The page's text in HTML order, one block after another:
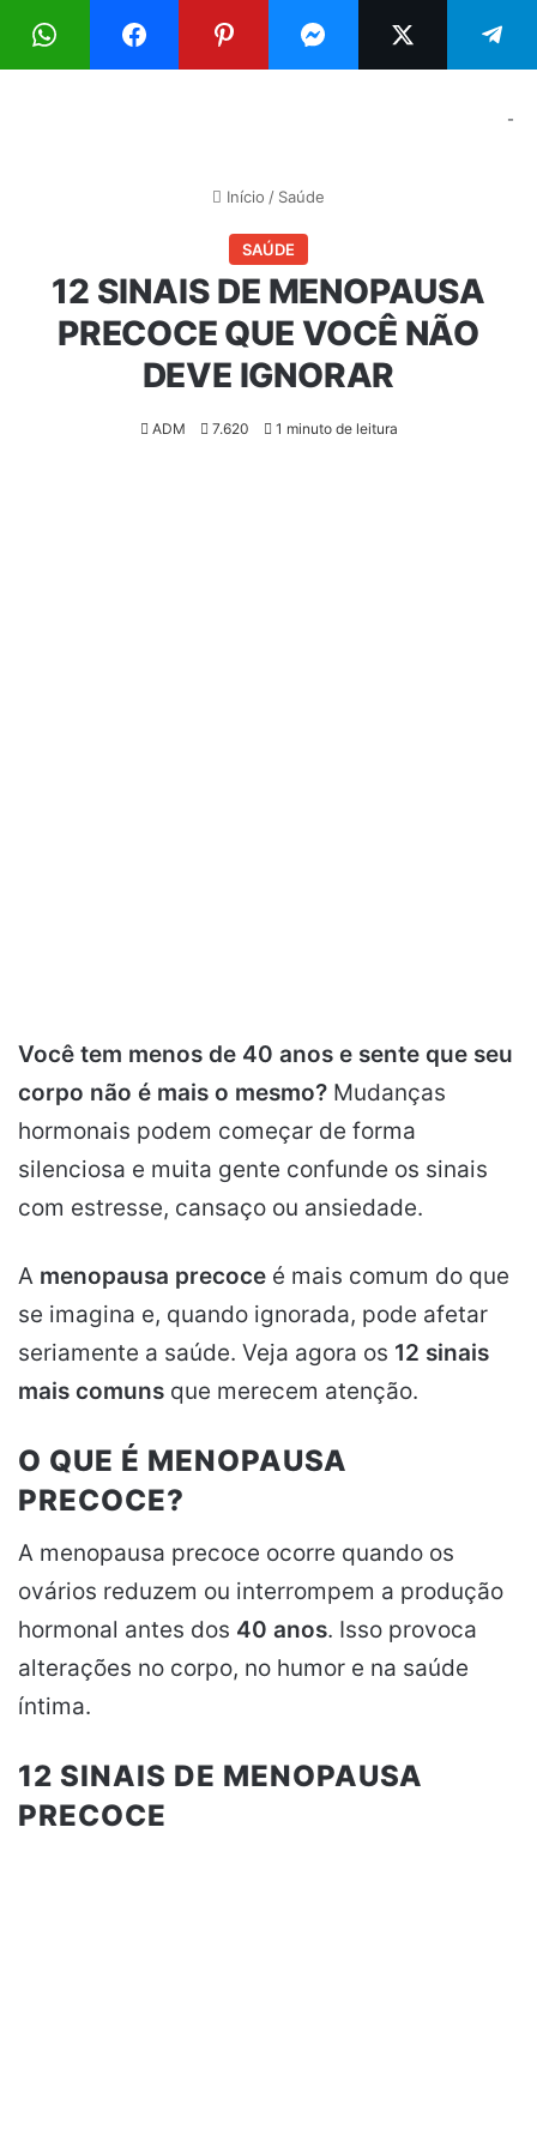
Menu
-
Início / Saúde
SAÚDE
12 SINAIS DE MENOPAUSA
PRECOCE QUE VOCÊ NÃO
DEVE IGNORAR
ADM 7.620 1 minuto de leitura
Você tem menos de 40 anos e sente que seu
corpo não é mais o mesmo? Mudanças
hormonais podem começar de forma
silenciosa e muita gente confunde os sinais
com estresse, cansaço ou ansiedade.
A menopausa precoce é mais comum do que
se imagina e, quando ignorada, pode afetar
seriamente a saúde. Veja agora os 12 sinais
mais comuns que merecem atenção.
O QUE É MENOPAUSA
PRECOCE?
A menopausa precoce ocorre quando os
ovários reduzem ou interrompem a produção
hormonal antes dos 40 anos. Isso provoca
alterações no corpo, no humor e na saúde
íntima.
12 SINAIS DE MENOPAUSA
PRECOCE